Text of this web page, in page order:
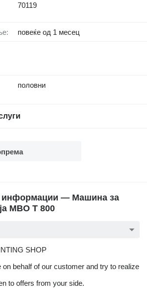
70119
повеќе од 1 месец
половни
информации — Машина за
MBO T 800
SHOP
behalf of our customer and try to realize
to offers from your side.